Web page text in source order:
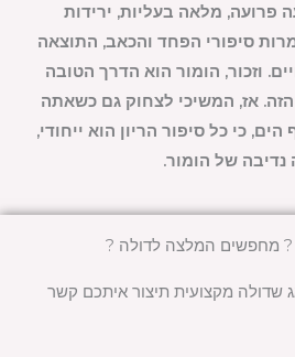
? מחפשים המלצה לדולה ?
שדולה מקצועית תיצור איתכם קשר
פרועה, מלאה בעליות, ירידות
סיפורי הפחד והכאב, התוצאה
וזכור, הומור הוא הדרך הטובה
אז, המשיכי לצחוק גם כשאתה
כי כל סיפור הריון הוא ייחודי,
נדיבה של הומור.